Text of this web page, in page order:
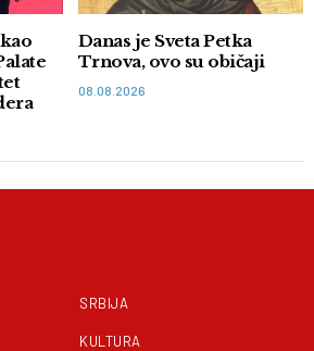
Danas je Sveta Petka
Trnova, ovo su običaji
08.08.2026
SRBIJA
KULTURA